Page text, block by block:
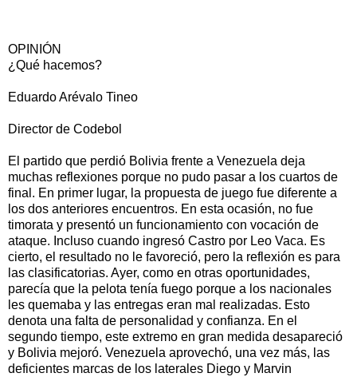
OPINIÓN
¿Qué hacemos?
Eduardo Arévalo Tineo
Director de Codebol
El partido que perdió Bolivia frente a Venezuela deja
muchas reflexiones porque no pudo pasar a los cuartos de
final. En primer lugar, la propuesta de juego fue diferente a
los dos anteriores encuentros. En esta ocasión, no fue
timorata y presentó un funcionamiento con vocación de
ataque. Incluso cuando ingresó Castro por Leo Vaca. Es
cierto, el resultado no le favoreció, pero la reflexión es para
las clasificatorias. Ayer, como en otras oportunidades,
parecía que la pelota tenía fuego porque a los nacionales
les quemaba y las entregas eran mal realizadas. Esto
denota una falta de personalidad y confianza. En el
segundo tiempo, este extremo en gran medida desapareció
y Bolivia mejoró. Venezuela aprovechó, una vez más, las
deficientes marcas de los laterales Diego y Marvin